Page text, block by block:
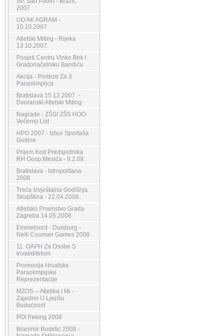
2007
UO AK AGRAM -
10.10.2007
Atletski Miting - Rijeka
13.10.2007.
Posjeti Centru Vinko Bek I
Gradonačelniku Bandiću
Akcija - Proteze Za 3
Paraolimpijca
Bratislava 15.12.2007. -
Dvoranski Atletski Miting
Nagrade - ZŠSI ZŠS HOO
Večernji List
HPO 2007 - Izbor Sportaša
Godine
Prijem Kod Predsjednika
RH Gosp.Mesića - 9.2.08.
Bratislava - Istropolitana
2008
Treća Izvještajna Godišnja
Skupština - 22.04.2008.
Atletsko Prvenstvo Grada
Zagreba 14.05.2008.
Emmeloord - Duisburg -
Nelli Cooman Games 2008
11. OAPH Za Osobe S
Invaliditetom
Promocija Hrvatske
Paraolimpijske
Reprezentacije
MZOS -- Atletika I Mi -
Zajedno U Ljepšu
Budućnost
POI Peking 2008
Branimir Budetic 2008 -